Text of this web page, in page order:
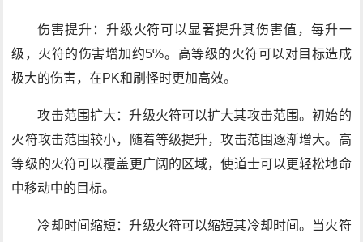
伤害提升：升级火符可以显著提升其伤害值，每升一
级，火符的伤害增加约5%。高等级的火符可以对目标造成
极大的伤害，在PK和刷怪时更加高效。
攻击范围扩大：升级火符可以扩大其攻击范围。初始的
火符攻击范围较小，随着等级提升，攻击范围逐渐增大。高
等级的火符可以覆盖更广阔的区域，使道士可以更轻松地命
中移动中的目标。
冷却时间缩短：升级火符可以缩短其冷却时间。当火符